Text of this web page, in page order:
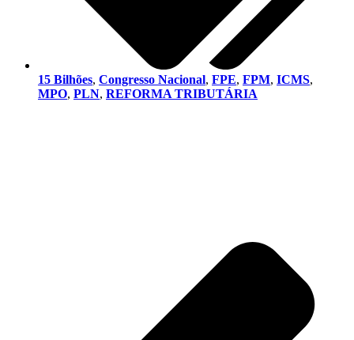
15 Bilhões, Congresso Nacional, FPE, FPM, ICMS,
MPO, PLN, REFORMA TRIBUTÁRIA